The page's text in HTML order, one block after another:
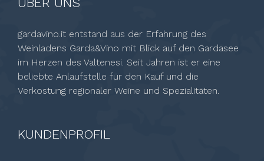
gardavino.it entstand aus der Erfahrung des
Weinladens Garda&Vino mit Blick auf den Gardasee
im Herzen des Valtenesi. Seit Jahren ist er eine
beliebte Anlaufstelle für den Kauf und die
Verkostung regionaler Weine und Spezialitäten.
KUNDENPROFIL